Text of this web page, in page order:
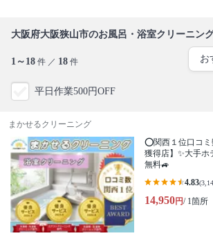
大阪府大阪狭山市のお風呂・浴室クリーニン
1～18 件 ／ 18 件
平日作業500円OFF
まかせるクリーニング
⭕関西１位口コ
獲得店】✨大手
無料🚙
4.83
14,950円/ 1箇所